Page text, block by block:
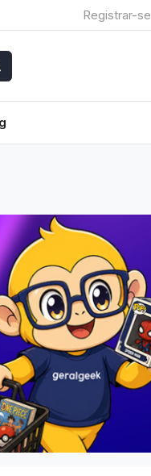
Registrar-se